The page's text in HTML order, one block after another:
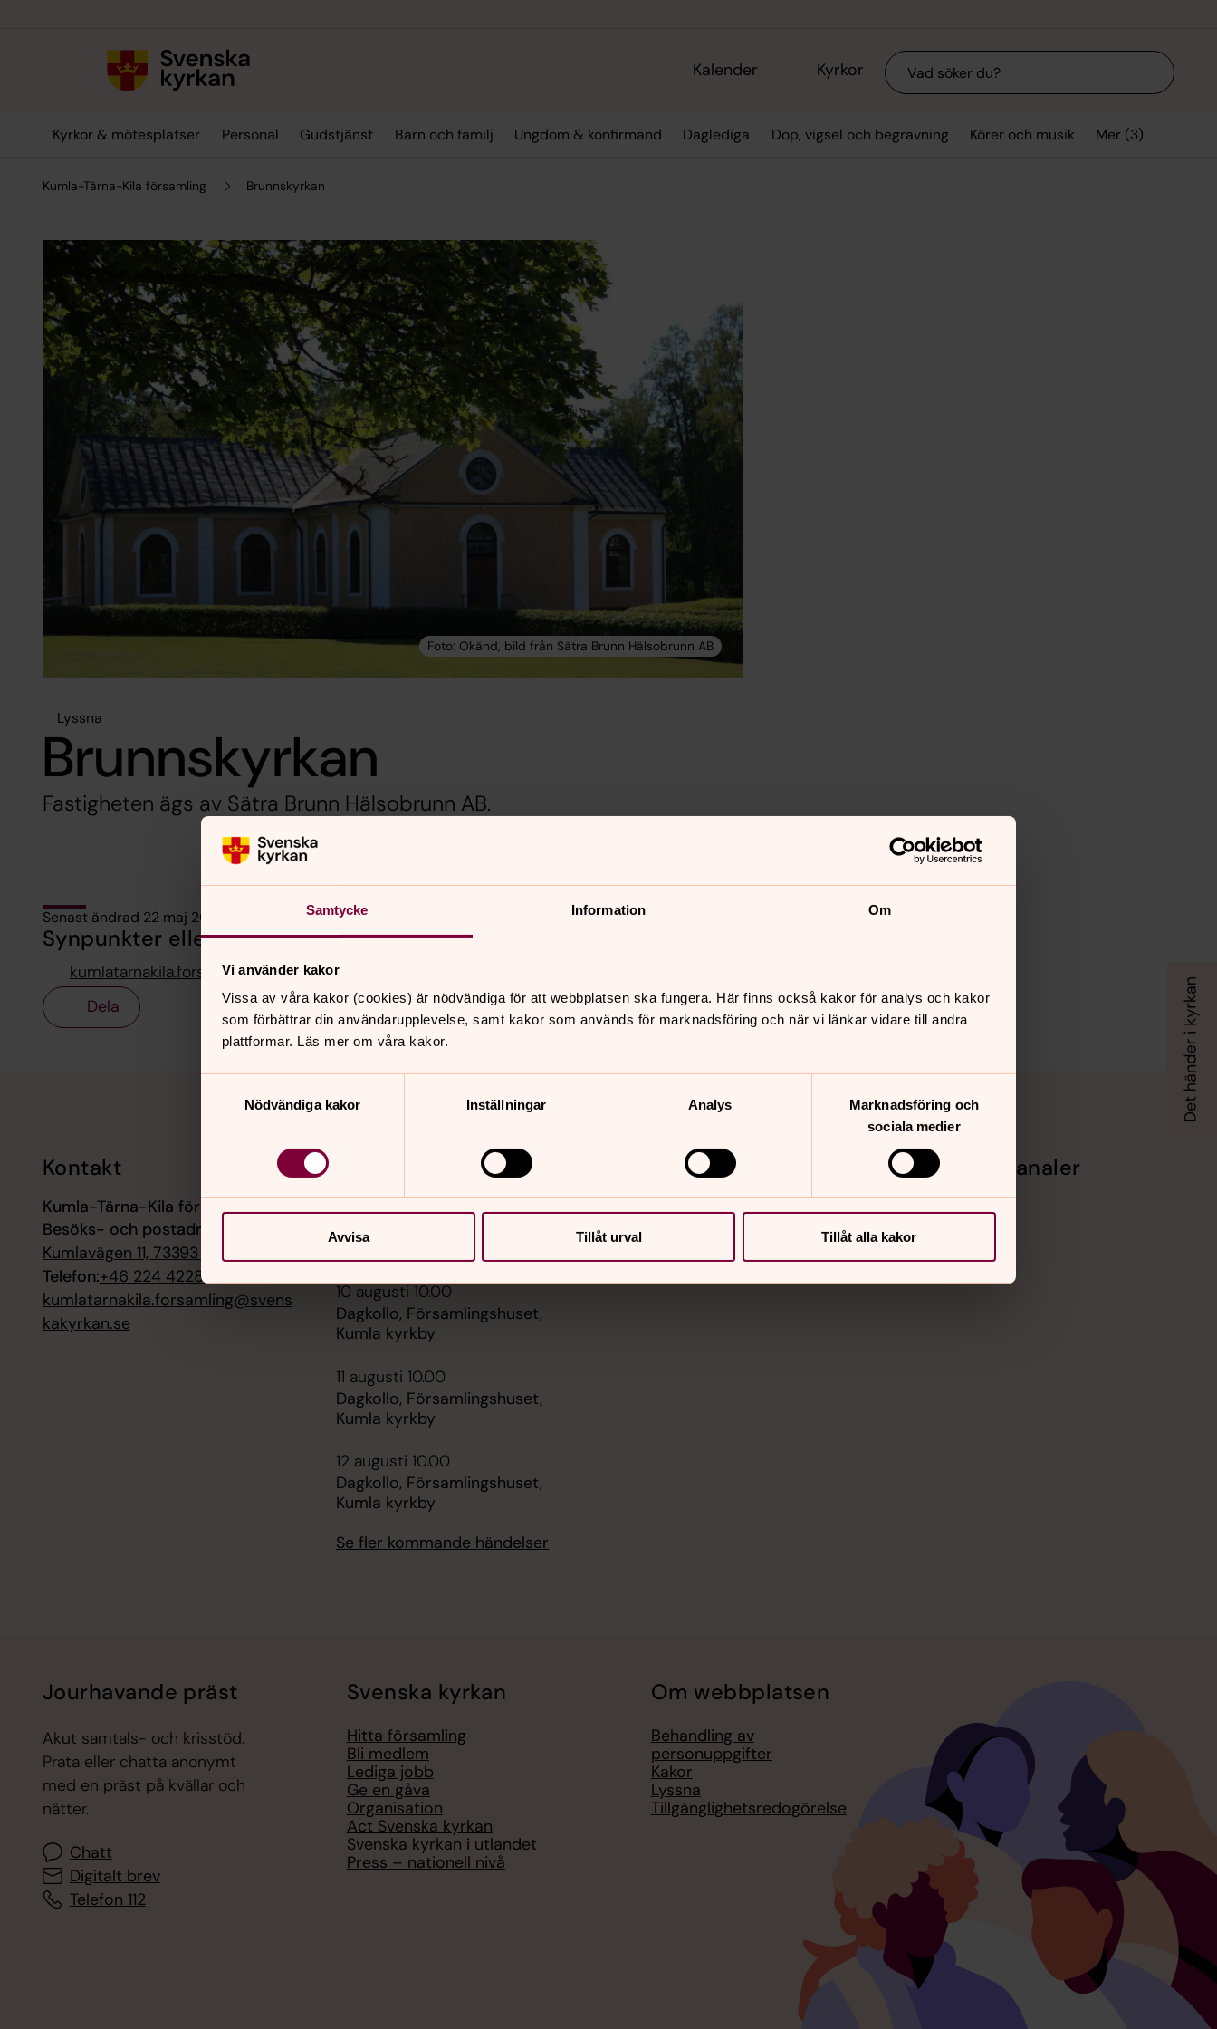
Samtycke Information Om
Vi använder kakor
Vissa av våra kakor (cookies) är nödvändiga för att webbplatsen ska fungera. Här finns också kakor för analys och kakor
som förbättrar din användarupplevelse, samt kakor som används för marknadsföring och när vi länkar vidare till andra
plattformar. Läs mer om våra kakor.
Nödvändiga kakor
Inställningar Analys
Marknadsföring och
sociala medier
Avvisa Tillåt urval Tillåt alla kakor
Kalender Kyrkor Sök
Kyrkor & mötesplatser Personal Gudstjänst Barn och familj Ungdom & konfirmand Daglediga Dop, vigsel och begravning Körer och musik Mer (3)
Kumla-Tärna-Kila församling Brunnskyrkan
Lyssna
Brunnskyrkan
Fastigheten ägs av Sätra Brunn Hälsobrunn AB.
Senast ändrad 22 maj 2021
Synpunkter eller frågor på sidans innehåll?
kumlatarnakila.forsamling@svenskakyrkan.se
Dela
Kontakt
Kumla-Tärna-Kila församling
Besöks- och postadress:
Kumlavägen 11, 73393 Sala
Telefon:+46 224 422800
kumlatarnakila.forsamling@svens
kakyrkan.se
9 augusti 16.00
Gudstjänst, kaffe serveras från kl
15, Tärna kyrka
10 augusti 10.00
Dagkollo, Församlingshuset,
Kumla kyrkby
11 augusti 10.00
Dagkollo, Församlingshuset,
Kumla kyrkby
12 augusti 10.00
Dagkollo, Församlingshuset,
Kumla kyrkby
Se fler kommande händelser
Hitta snabbt
Sidkarta
Sociala kanaler
Facebook
Jourhavande präst
Akut samtals- och krisstöd.
Prata eller chatta anonymt
med en präst på kvällar och
nätter.
Chatt
Digitalt brev
Telefon 112
Svenska kyrkan
Hitta församling
Bli medlem
Lediga jobb
Ge en gåva
Organisation
Act Svenska kyrkan
Svenska kyrkan i utlandet
Press – nationell nivå
Om webbplatsen
Behandling av
personuppgifter
Kakor
Lyssna
Tillgänglighetsredogörelse